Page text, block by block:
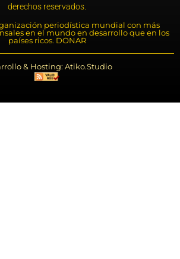
derechos reservados.
periodística mundial con más
en el mundo en desarrollo que en los
países ricos. DONAR
& Hosting: Atiko.Studio